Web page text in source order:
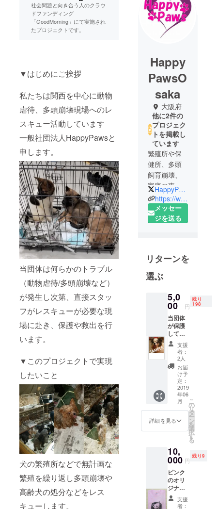
社会問題と向き合う人のクラウ
ドファンディング
「GoodMorning」にて実施され
たプロジェクトです。
▼はじめにご挨拶
私たちは関西を中心に動物
虐待、多頭崩壊現場へのレ
スキュー活動しています
一般社団法人HappyPawsと
申します。
当団体は何らかのトラブル
（動物虐待/多頭崩壊など）
が発生し次第、直接スタッ
フがレスキューが必要な現
場に赴き、保護や救出を行
います。
▼このプロジェクトで実現
したいこと
犬の繁殖所などで無計画な
繁殖を繰り返し多頭崩壊や
高齢犬の処分などをレス
キューします。
Happy
PawsO
saka
大阪府
他に2件の
プロジェク
トを掲載し
ています
繁殖所や保
健所、多頭
飼育崩壊、
家庭の事情
などで一緒
で暮らせな
くなった犬
新しい家族
に迎えられ
るように活
動をしてい
る団体で
HappyPaws_Osaka
https://www.happypawsosaka.com
メッセー
ジを送る
リターンを
選ぶ
5,0
00 円
残り
198
当団体
が保護
してい
る犬た
ちのポ
スト
カード3
枚セッ
トをお
送りい
たしま
す。
支援
者：
2人
お届
け予
定：
2019
年06
月
詳細を見る
こ
の
リ
タ
ー
ン
を
選
択
す
る
10,
000 円
残り9
ピンク
のオリ
ジナルT
シャツ
です。
支援
者：